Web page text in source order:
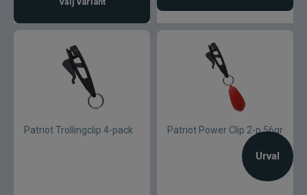
Urval
Patriot Trollingclip 4-pack Patriot Power Clip 2-p 56gr